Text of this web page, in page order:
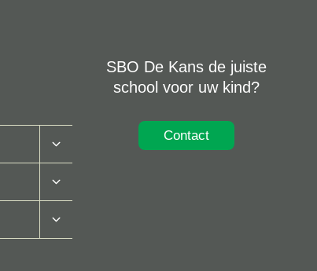
Toggle
Toggle
Toggle
SBO De Kans de juiste
school voor uw kind?
Contact